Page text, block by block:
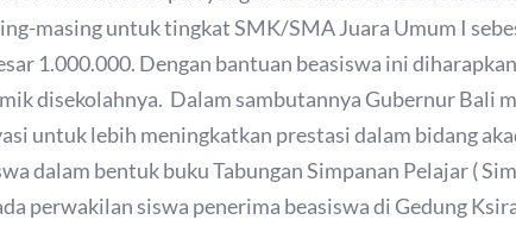
masing untuk tingkat SMK/SMA Juara Umum I
1.000.000. Dengan bantuan beasiswa ini
disekolahnya. Dalam sambutannya Gubernur Bali
untuk lebih meningkatkan prestasi dalam bidang
dalam bentuk buku Tabungan Simpanan Pelajar (
perwakilan siswa penerima beasiswa di Gedung